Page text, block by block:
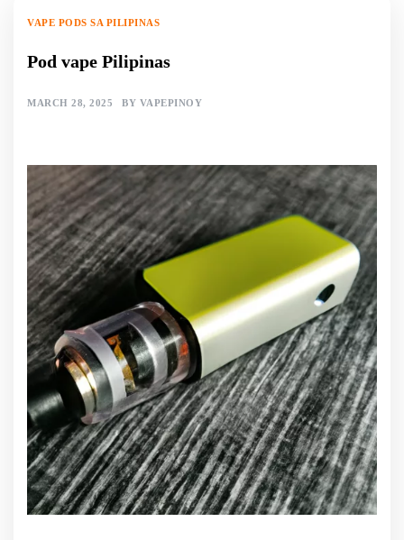
VAPE PODS SA PILIPINAS
Pod vape Pilipinas
MARCH 28, 2025 BY VAPEPINOY